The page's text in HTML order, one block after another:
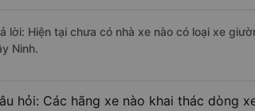
lời: Hiện tại chưa có nhà xe nào có loại xe
Ninh.
hỏi: Các hãng xe nào khai thác dòng